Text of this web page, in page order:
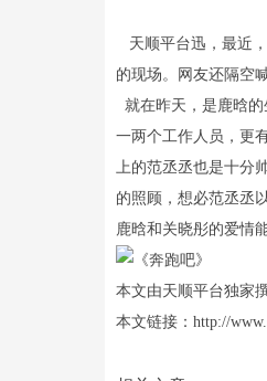
天顺平台迅，最近
的现场。网友还隔空
就在昨天，是鹿晗
一两个工作人员，更
上的范丞丞也是十
的照顾，想必范丞丞
鹿晗和关晓彤的爱情
本文由天顺平台独家
本文链接：http://